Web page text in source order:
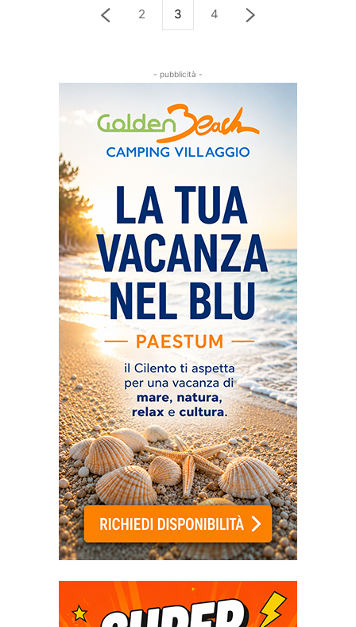
2 3 4
- pubblicità -